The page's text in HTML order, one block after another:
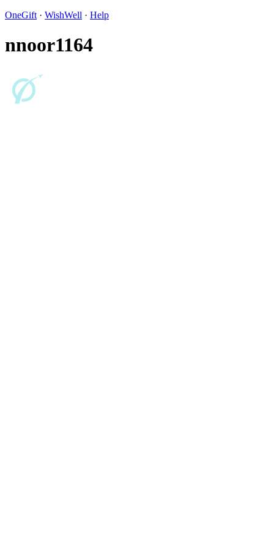
OneGift · WishWell · Help
nnoor1164